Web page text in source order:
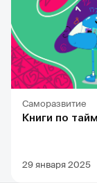
Саморазвитие
Книги по
29 января 2025